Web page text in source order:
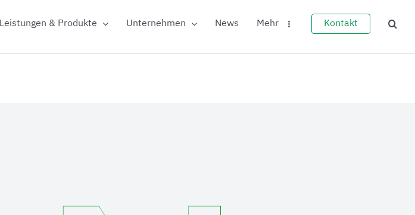
Leistungen & Produkte Unternehmen News Mehr Kontakt